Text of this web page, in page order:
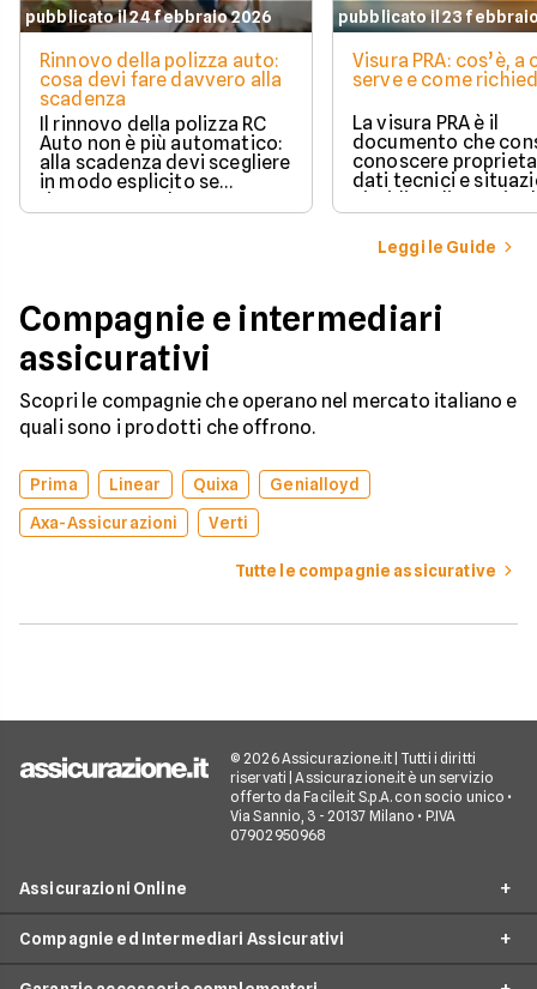
pubblicato il 24 febbraio 2026
Rinnovo della polizza auto:
cosa devi fare davvero alla
scadenza
Il rinnovo della polizza RC
Auto non è più automatico:
alla scadenza devi scegliere
in modo esplicito se
rinnovare con la stessa
compagnia o stipulare un
pubblicato il 23
Visura PRA: cos’è, a
serve e come
La visura PRA è il
documento che
conoscere
dati tecnici e
giuridica di un
iscritto al Pubblico
Automobilistico.
Leggi le Guide
Compagnie e intermediari
assicurativi
Scopri le compagnie che operano nel mercato italiano e
quali sono i prodotti che offrono.
Prima Linear Quixa
Genialloyd
Axa-Assicurazioni
Verti
Tutte le compagnie assicurative
© 2026 Assicurazione.it | Tutti i diritti
riservati | Assicurazione.it è un servizio
offerto da Facile.it S.p.A. con socio unico •
Via Sannio, 3 - 20137 Milano • P.IVA
07902950968
Assicurazioni Online
RC Auto
Compagnie ed Intermediari Assicurativi